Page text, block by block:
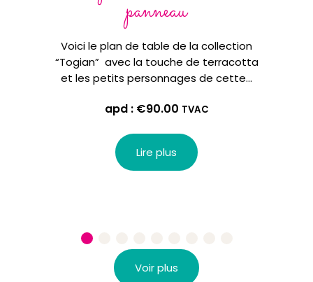
panneau
Voici le plan de table de la collection
“Togian” avec la touche de terracotta
et les petits personnages de cette…
apd : €90.00 TVAC
Lire plus
Voir plus